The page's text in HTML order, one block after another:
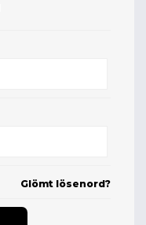
Glömt lösenord?